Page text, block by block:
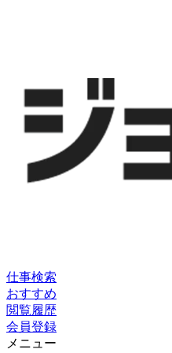
仕事検索
おすすめ
閲覧履歴
会員登録
メニュー